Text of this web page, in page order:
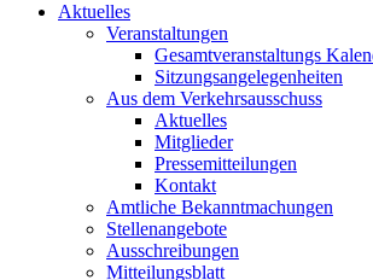
Aktuelles
Veranstaltungen
Gesamtveranstaltungs
Sitzungsangelegenheiten
Aus dem Verkehrsausschuss
Aktuelles
Mitglieder
Pressemitteilungen
Kontakt
Amtliche Bekanntmachungen
Stellenangebote
Ausschreibungen
Mitteilungsblatt